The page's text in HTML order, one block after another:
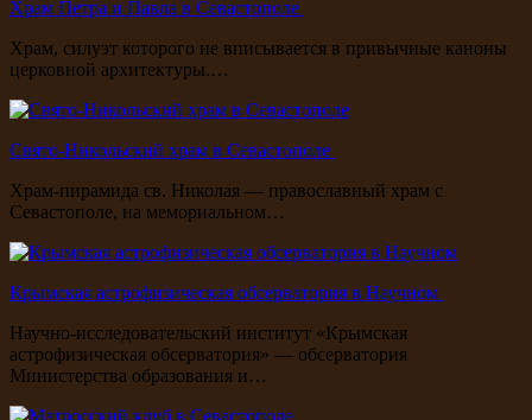
Храм Петра и Павла в Севастополе
Храм, силуэт которого не вписывается в привычные каноны
церковной архитектуры.…
Свято-Никольский храм в Севастополе
Храм-пирамида св. Николая — православный храм с
Севастополе, на мемориальном…
Крымская астрофизическая обсерватория в Научном
Научно-исследовательский институт «Крымская
астрофизическая обсерватория» — обсерватория
Министерства образования и…